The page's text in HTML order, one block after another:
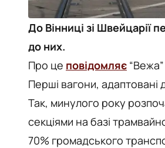
До Вінниці зі Швейцарії
до них.
Про це повідомляє
Перші вагони, адаптовані
Так, минулого року
секціями на базі
70% громадського